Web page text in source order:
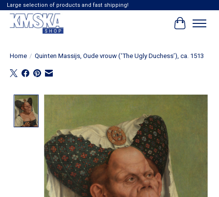
Large selection of products and fast shipping!
Home / Quinten Massijs, Oude vrouw (‘The Ugly Duchess’), ca. 1513
Product image slideshow Items